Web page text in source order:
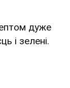
дуже
і зелені.